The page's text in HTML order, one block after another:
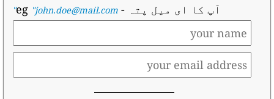
آپ کا ای میل پتہ- eg
"john.doe@mail.com"